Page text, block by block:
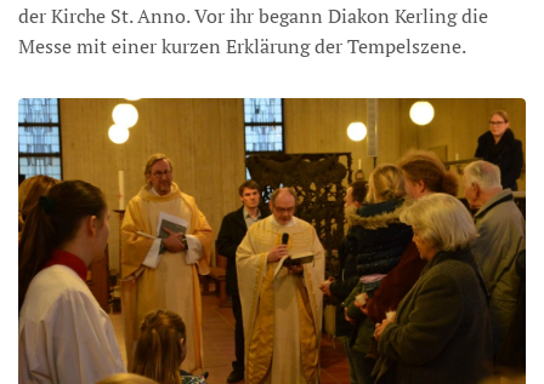
der Kirche St. Anno. Vor ihr begann Diakon Kerling die
Messe mit einer kurzen Erklärung der Tempelszene.